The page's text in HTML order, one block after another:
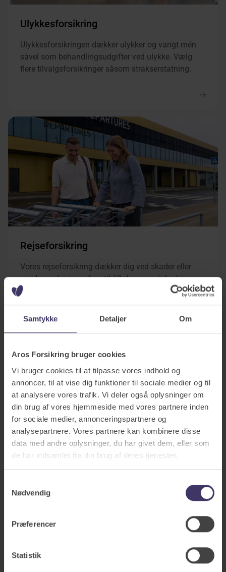
Samtykke Detaljer Om
Aros Forsikring bruger cookies
Vi bruger cookies til at tilpasse vores indhold og
annoncer, til at vise dig funktioner til sociale medier og til
at analysere vores trafik. Vi deler også oplysninger om
din brug af vores hjemmeside med vores partnere inden
for sociale medier, annonceringspartnere og
analysepartnere. Vores partnere kan kombinere disse
data med andre oplysninger, du har givet dem, eller som
de har indsamlet fra din brug af deres tjenester.
Nødvendig
Præferencer
Statistik
Ulykkesforsikring
Ulykkesforsikringen dækker ulykker og varigt mén
såvel som behandlingsudgifter ved ulykke. Vælg
flere tilvalgsforsikringer såsom strakserstatning.
Rejseforsikring
Vores rejseforsikring dækker dig ved skader eller
sygdom på rejser af op til 60 dages varighed i
Europa eller verden. Du kan tilvælge
afbestillingsforsikring.
Se alle vores forsikringer
Der er så meget, du ikke
kan være sikker på.
Men du kan være sikker på
os.